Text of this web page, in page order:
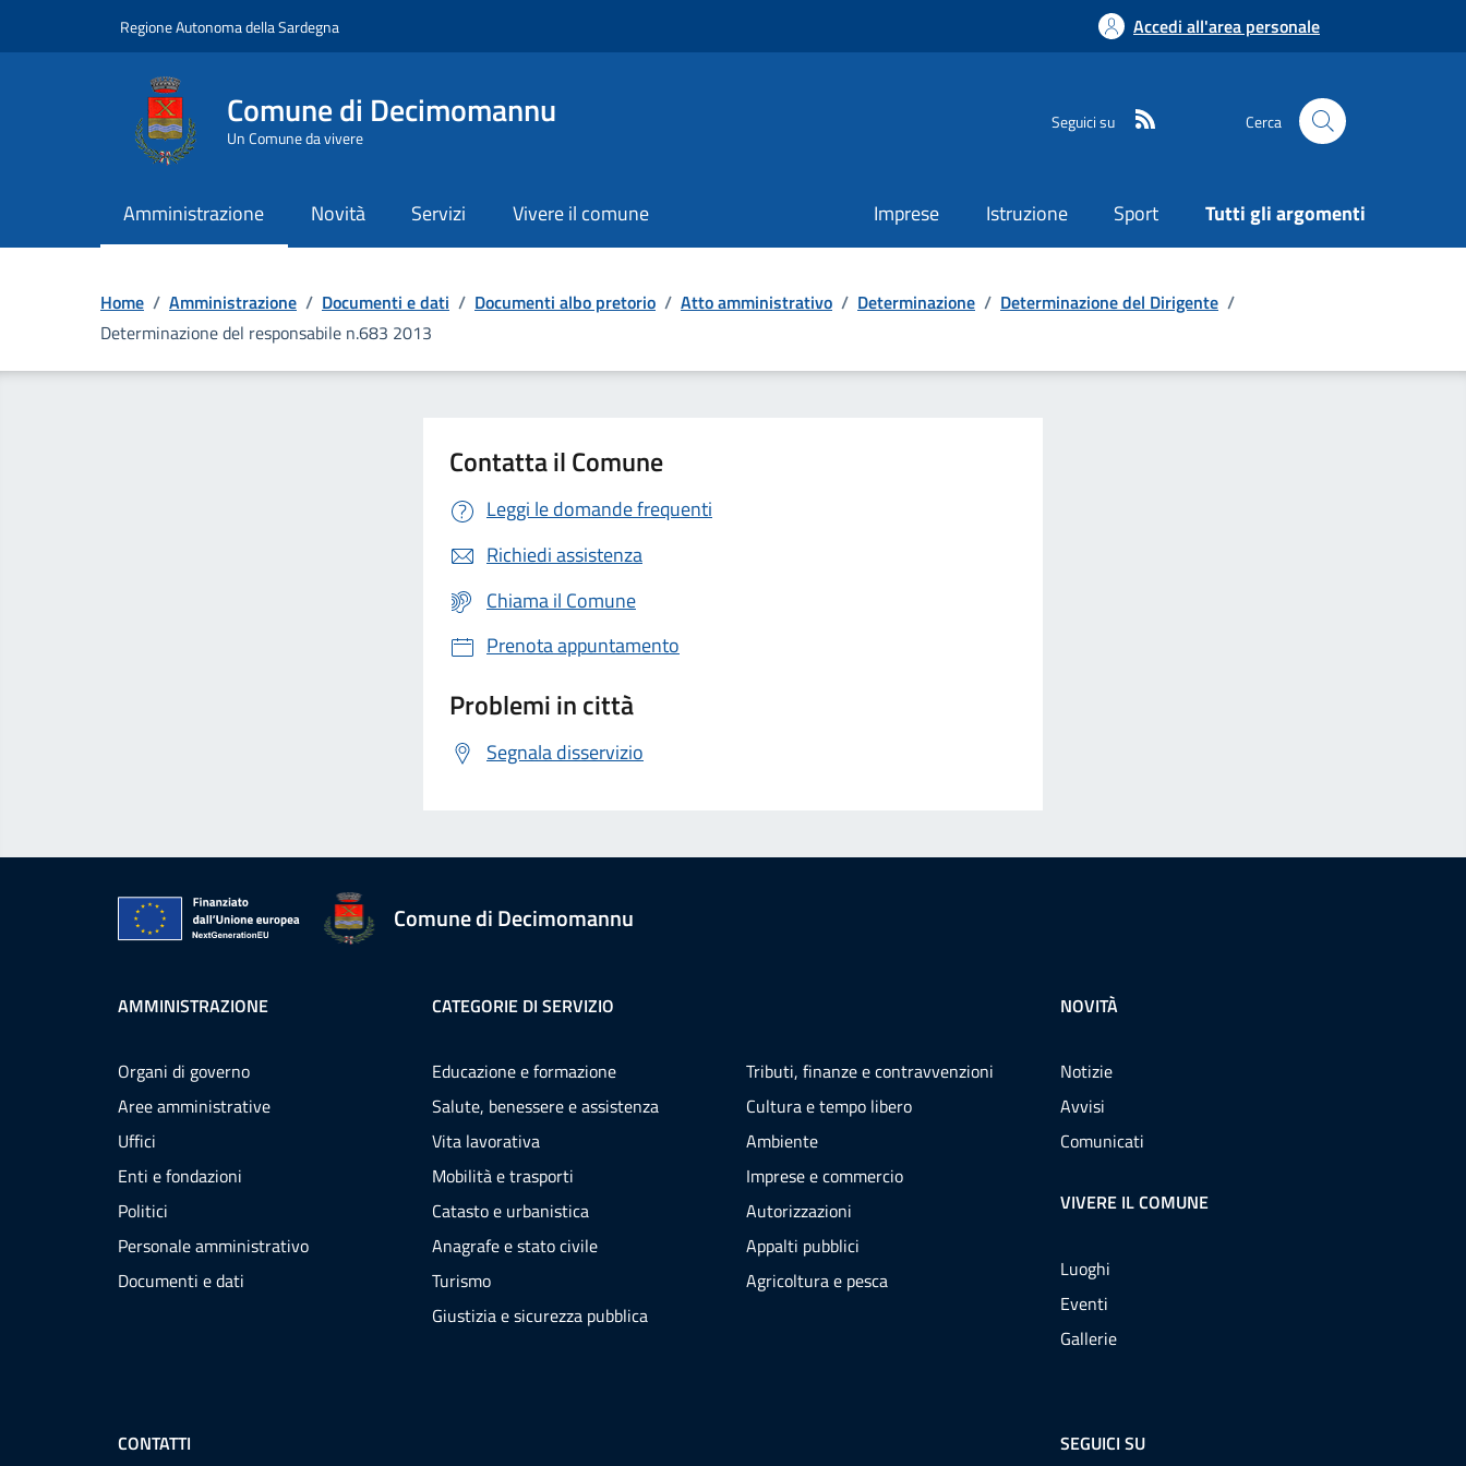
Regione Autonoma della Sardegna Accedi all'area personale
Comune di Decimomannu
Un Comune da vivere
Seguici su Cerca
Amministrazione Novità Servizi Vivere il comune Imprese Istruzione Sport Tutti gli argomenti
Home / Amministrazione / Documenti e dati / Documenti albo pretorio / Atto amministrativo / Determinazione / Determinazione del Dirigente /
Determinazione del responsabile n.683 2013
Contatta il Comune
Leggi le domande frequenti
Richiedi assistenza
Chiama il Comune
Prenota appuntamento
Problemi in città
Segnala disservizio
Comune di Decimomannu
AMMINISTRAZIONE
Organi di governo
Aree amministrative
Uffici
Enti e fondazioni
Politici
Personale amministrativo
Documenti e dati
CATEGORIE DI SERVIZIO
Educazione e formazione
Salute, benessere e assistenza
Vita lavorativa
Mobilità e trasporti
Catasto e urbanistica
Anagrafe e stato civile
Turismo
Giustizia e sicurezza pubblica
Tributi, finanze e contravvenzioni
Cultura e tempo libero
Ambiente
Imprese e commercio
Autorizzazioni
Appalti pubblici
Agricoltura e pesca
NOVITÀ
Notizie
Avvisi
Comunicati
VIVERE IL COMUNE
Luoghi
Eventi
Gallerie
CONTATTI SEGUICI SU